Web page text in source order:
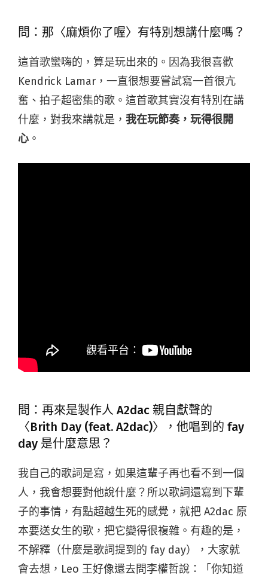
問：那〈麻煩你了喔〉有特別想講什麼嗎？
這首歌蠻嗨的，算是玩出來的。因為我很喜歡
Kendrick Lamar，一直很想要嘗試寫一首很亢
奮、拍子超密集的歌。這首歌其實沒有特別在講
什麼，對我來講就是， 我在玩節奏，玩得很開
心 。
問：再來是製作人 A2dac 親自獻聲的
〈Brith Day (feat. A2dac)〉，他唱到的 fay
day 是什麼意思？
我自己的歌詞是寫，如果這輩子再也看不到一個
人，我會想要對他說什麼？所以歌詞還寫到下輩
子的事情，有點超越生死的感覺，就把 A2dac 原
本要送女生的歌，把它變得很複雜。有趣的是，
不解釋（什麼是歌詞提到的 fay day），大家就
會去想，Leo 王好像還去問李權哲說：「你知道